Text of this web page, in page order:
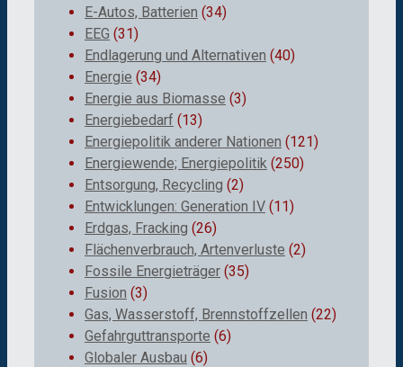
E-Autos, Batterien (34)
EEG (31)
Endlagerung und Alternativen (40)
Energie (34)
Energie aus Biomasse (3)
Energiebedarf (13)
Energiepolitik anderer Nationen (121)
Energiewende; Energiepolitik (250)
Entsorgung, Recycling (2)
Entwicklungen: Generation IV (11)
Erdgas, Fracking (26)
Flächenverbrauch, Artenverluste (2)
Fossile Energieträger (35)
Fusion (3)
Gas, Wasserstoff, Brennstoffzellen (22)
Gefahrguttransporte (6)
Globaler Ausbau (6)